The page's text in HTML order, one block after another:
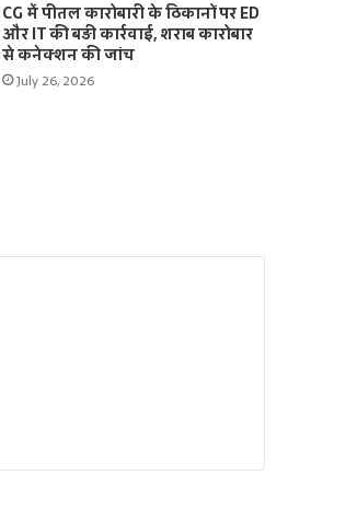
CG में पीतल कारोबारी के ठिकानों पर ED
और IT की बड़ी कार्रवाई, शराब कारोबार
से कनेक्शन की जांच
July 26, 2026